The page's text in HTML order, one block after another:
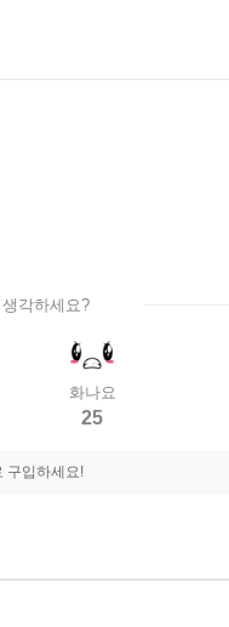
각하세요?
화나요
25
구입하세요!